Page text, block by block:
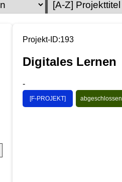
Projekt-ID:193
Digitales Lernen
-
[F-PROJEKT] abgeschlossen